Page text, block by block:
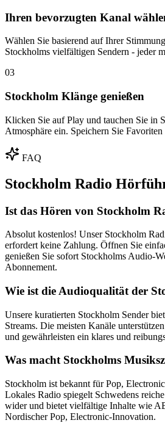
Ihren bevorzugten Kanal
Wählen Sie basierend auf Ihrer
Stockholms vielfältigen Sendern - jeder
03
Stockholm Klänge genießen
Klicken Sie auf Play und tauchen Sie in
Atmosphäre ein. Speichern Sie
FAQ
Stockholm Radio
Ist das Hören von Stockholm
Absolut kostenlos! Unser Stockholm
erfordert keine Zahlung. Öffnen Sie
genießen Sie sofort Stockholms Audio-
Abonnement.
Wie ist die Audioqualität der
Unsere kuratierten Stockholm Sender
Streams. Die meisten Kanäle
und gewährleisten ein klares und
Was macht Stockholms
Stockholm ist bekannt für Pop,
Lokales Radio spiegelt Schwedens
wider und bietet vielfältige Inhalte wie
Nordischer Pop, Electronic-Innovation.